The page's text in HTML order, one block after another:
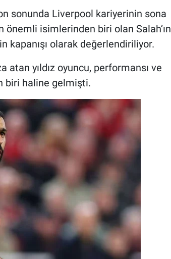
sonunda Liverpool kariyerinin sona
önemli isimlerinden biri olan Salah’ın
kapanışı olarak değerlendiriliyor.
atan yıldız oyuncu, performansı ve
biri haline gelmişti.